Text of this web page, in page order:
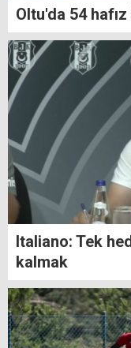
Oltu'da 54
Italiano: Tek
kalmak